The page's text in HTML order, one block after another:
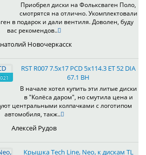
Приобрел диски на Фольксваген Поло,
смотрятся на отлично. Укомплектовали
в подарок и дали вентиля. Доволен, буду
вас рекомендов..
Новочеркасск
RST R007 7.5x17 PCD 5x114.3 ET 52 DIA
67.1 BH
В начале хотел купить эти литые диски
в "Колёса даром", но смутила цена и
центральными колпачками с логотипом
автомобиля, такж..
Алексей Рудов
Крышка Tech Line, Neo, к дискам TL